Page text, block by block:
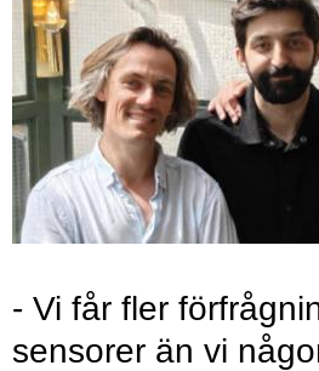
- Vi får fler
sensorer än vi